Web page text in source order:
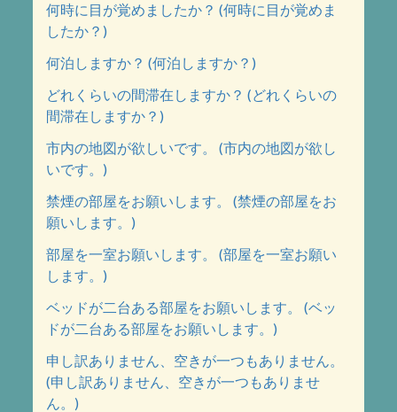
何時に目が覚めましたか？ (何時に目が覚めま
したか？)
何泊しますか？ (何泊しますか？)
どれくらいの間滞在しますか？ (どれくらいの
間滞在しますか？)
市内の地図が欲しいです。 (市内の地図が欲し
いです。)
禁煙の部屋をお願いします。 (禁煙の部屋をお
願いします。)
部屋を一室お願いします。 (部屋を一室お願い
します。)
ベッドが二台ある部屋をお願いします。 (ベッ
ドが二台ある部屋をお願いします。)
申し訳ありません、空きが一つもありません。
(申し訳ありません、空きが一つもありませ
ん。)